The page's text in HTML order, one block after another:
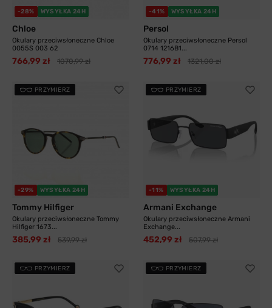
-28% WYSYŁKA 24H
Chloe
Okulary przeciwsłoneczne Chloe
0055S 003 62
766,99 zł 1070,99 zł
-41% WYSYŁKA 24H
Persol
Okulary przeciwsłoneczne Persol
0714 1216B1...
776,99 zł 1321,00 zł
PRZYMIERZ
-29% WYSYŁKA 24H
Tommy Hilfiger
Okulary przeciwsłoneczne Tommy
Hilfiger 1673...
385,99 zł 539,99 zł
PRZYMIERZ
-11% WYSYŁKA 24H
Armani Exchange
Okulary przeciwsłoneczne Armani
Exchange...
452,99 zł 507,99 zł
PRZYMIERZ PRZYMIERZ